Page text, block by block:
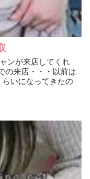
ンが来店してくれ
の来店・・・以前は
いになってきたの